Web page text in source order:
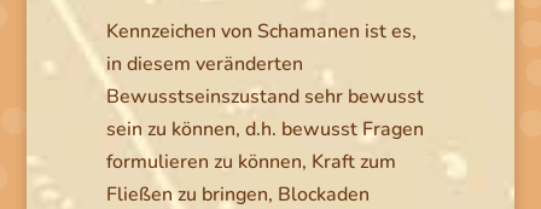
Kennzeichen von Schamanen ist es,
in diesem veränderten
Bewusstseinszustand sehr bewusst
sein zu können, d.h. bewusst Fragen
formulieren zu können, Kraft zum
Fließen zu bringen, Blockaden